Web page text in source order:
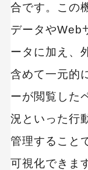
合です。この
データやWeb
ータに加え、
含めて一元的
ーが閲覧した
況といった行
管理すること
可視化できま